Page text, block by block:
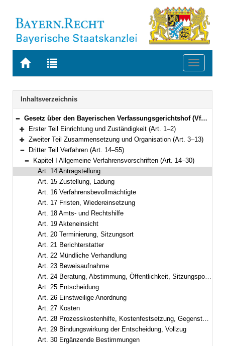
Zur
BAYERN.RECHT
Zur
letzten
Suche
Toggle
Navigation
Inhaltsverzeichnis
Bereich reduzieren
Gesetz über den Bayerischen Verfassungsgerichtshof (VfGHG) Vom 10. Mai 1990 (GVBl. S. 122, 231) BayRS 1103-1-I (Art. 1–57)
Bereich erweitern
Erster Teil Einrichtung und Zuständigkeit (Art. 1–2)
Bereich erweitern
Zweiter Teil Zusammensetzung und Organisation (Art. 3–13)
Bereich reduzieren
Dritter Teil Verfahren (Art. 14–55)
Bereich reduzieren
Kapitel I Allgemeine Verfahrensvorschriften (Art. 14–30)
Art. 14 Antragstellung
Art. 15 Zustellung, Ladung
Art. 16 Verfahrensbevollmächtigte
Art. 17 Fristen, Wiedereinsetzung
Art. 18 Amts- und Rechtshilfe
Art. 19 Akteneinsicht
Art. 20 Terminierung, Sitzungsort
Art. 21 Berichterstatter
Art. 22 Mündliche Verhandlung
Art. 23 Beweisaufnahme
Art. 24 Beratung, Abstimmung, Öffentlichkeit, Sitzungspolizei und Gerichtssprache
Art. 25 Entscheidung
Art. 26 Einstweilige Anordnung
Art. 27 Kosten
Art. 28 Prozesskostenhilfe, Kostenfestsetzung, Gegenstandswert
Art. 29 Bindungswirkung der Entscheidung, Vollzug
Art. 30 Ergänzende Bestimmungen